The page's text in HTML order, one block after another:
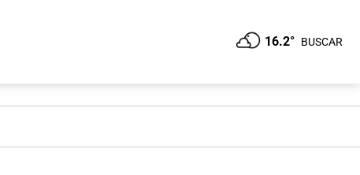
16.2° BUSCAR